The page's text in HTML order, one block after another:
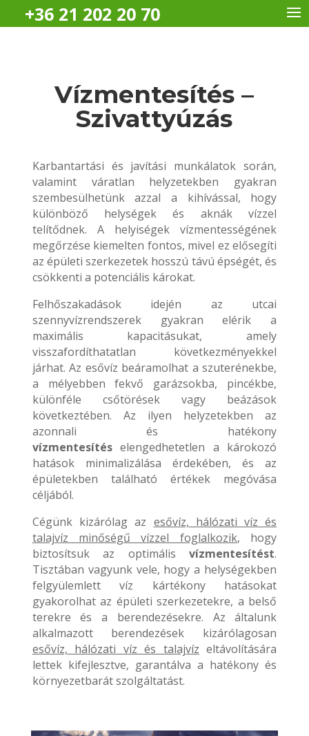
+36 21 202 20 70
Vízmentesítés –
Szivattyúzás
Karbantartási és javítási munkálatok során,
valamint váratlan helyzetekben gyakran
szembesülhetünk azzal a kihívással, hogy
különböző helységek és aknák vízzel
telítődnek. A helyiségek vízmentességének
megőrzése kiemelten fontos, mivel ez elősegíti
az épületi szerkezetek hosszú távú épségét, és
csökkenti a potenciális károkat.
Felhőszakadások idején az utcai
szennyvízrendszerek gyakran elérik a
maximális kapacitásukat, amely
visszafordíthatatlan következményekkel
járhat. Az esővíz beáramolhat a szuterénekbe,
a mélyebben fekvő garázsokba, pincékbe,
különféle csőtörések vagy beázások
következtében. Az ilyen helyzetekben az
azonnali és hatékony
vízmentesítéselengedhetetlen a károkozó
hatások minimalizálása érdekében, és az
épületekben található értékek megóvása
céljából.
Cégünk kizárólag az esővíz, hálózati víz és
talajvíz minőségű vízzel foglalkozik, hogy
biztosítsuk az optimálisvízmentesítést.
Tisztában vagyunk vele, hogy a helységekben
felgyülemlett víz kártékony hatásokat
gyakorolhat az épületi szerkezetekre, a belső
terekre és a berendezésekre. Az általunk
alkalmazott berendezések kizárólagosan
esővíz, hálózati víz és talajvíz eltávolítására
lettek kifejlesztve, garantálva a hatékony és
környezetbarát szolgáltatást.